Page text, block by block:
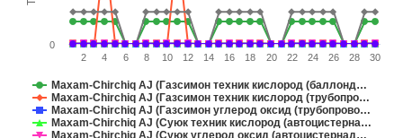
Maxam-Chirchiq AJ (Газсимон техник кислород (баллонд…
Maxam-Chirchiq AJ (Газсимон техник кислород (трубопро…
Maxam-Chirchiq AJ (Газсимон углерод оксид (трубопрово…
Maxam-Chirchiq AJ (Суюк техник кислород (автоцистерна…
Maxam-Chirchiq AJ (Суюк углерод оксид (автоцистернад…
2 4 6 8 10 12 14 16 18 20 22 24 26 28 30
0